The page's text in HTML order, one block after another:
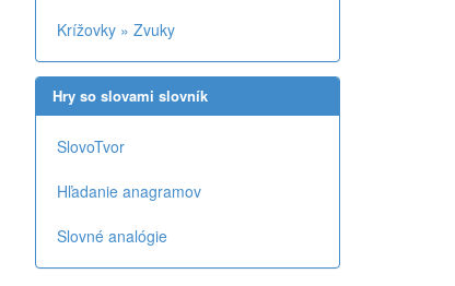
Krížovky » Zvuky
Hry so slovami slovník
SlovoTvor
Hľadanie anagramov
Slovné analógie